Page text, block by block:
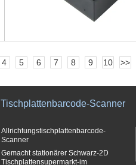
4 5 6 7 8 9 10 >>
Tischplattenbarcode-Scanner
Allrichtungstischplattenbarcode-
Scanner
Gemacht stationärer Schwarz-2D
Tischplattensupermarkt-im